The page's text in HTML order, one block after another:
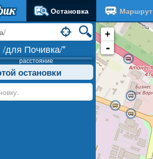
Остановка Маршрут
Почивка/"
расстояние
остановки
+
-